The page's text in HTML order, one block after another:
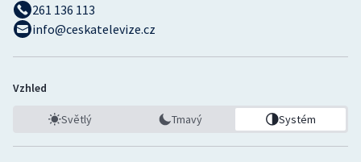
261 136 113
info@ceskatelevize.cz
Vzhled
Světlý Tmavý Systém